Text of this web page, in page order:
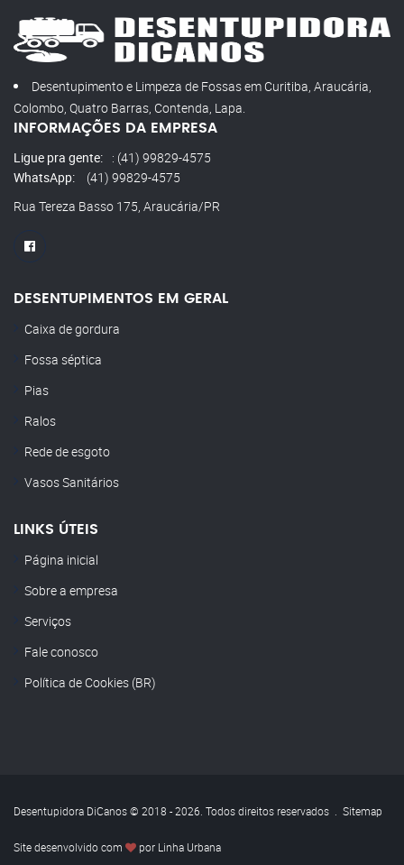
Desentupimento e Limpeza de Fossas em Curitiba, Araucária,
Colombo, Quatro Barras, Contenda, Lapa.
INFORMAÇÕES DA EMPRESA
Ligue pra gente: : (41) 99829-4575
WhatsApp:
(41) 99829-4575
Rua Tereza Basso 175, Araucária/PR
DESENTUPIMENTOS EM GERAL
Caixa de gordura
Fossa séptica
Pias
Ralos
Rede de esgoto
Vasos Sanitários
LINKS ÚTEIS
Página inicial
Sobre a empresa
Serviços
Fale conosco
Política de Cookies (BR)
Desentupidora DiCanos © 2018 - 2026. Todos direitos reservados Sitemap
Site desenvolvido com por Linha Urbana